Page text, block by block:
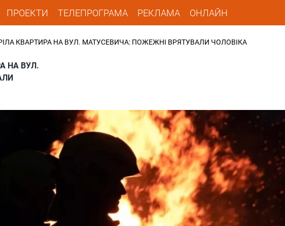
ПРОЕКТИ ТЕЛЕПРОГРАМА РЕКЛАМА ОНЛАЙН
КВАРТИРА НА ВУЛ. МАТУСЕВИЧА: ПОЖЕЖНІ ВРЯТУВАЛИ ЧОЛОВІКА
НА ВУЛ.